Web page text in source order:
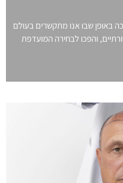
באופן שבו אנו מתקשרים בעולם
והפכו לבחירה המועדפת